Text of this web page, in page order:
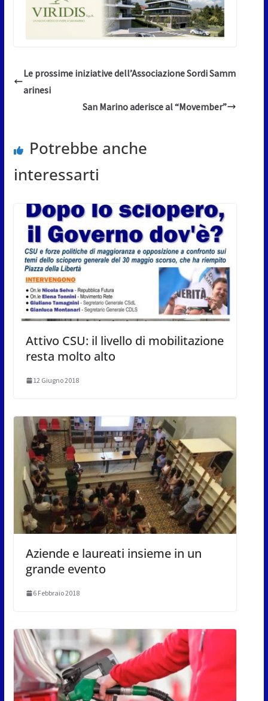
Le prossime iniziative dell’Associazione Sordi Samm
arinesi
San Marino aderisce al “Movember”
Potrebbe anche
interessarti
Attivo CSU: il livello di mobilitazione
resta molto alto
12 Giugno 2018
Aziende e laureati insieme in un
grande evento
6 Febbraio 2018